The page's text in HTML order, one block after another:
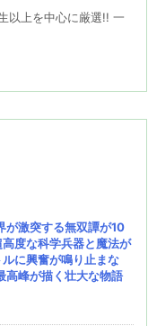
以上を中心に厳選!! 一
が激突する無双譚が10
度な科学兵器と魔法が
に興奮が鳴り止まな
高峰が描く壮大な物語